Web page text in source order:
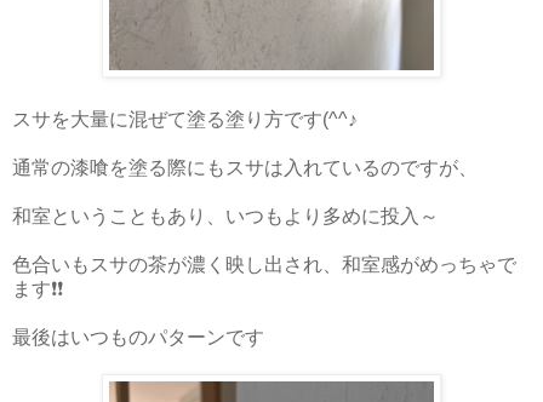
スサを大量に混ぜて塗る塗り方です(^^♪
通常の漆喰を塗る際にもスサは入れているのですが、
和室ということもあり、いつもより多めに投入～
色合いもスサの茶が濃く映し出され、和室感がめっちゃで
ます❗❗
最後はいつものパターンです